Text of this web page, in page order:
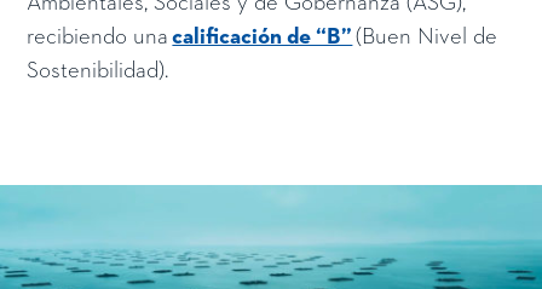
recibiendo unacalificación de “B” (Buen Nivel de
Sostenibilidad).